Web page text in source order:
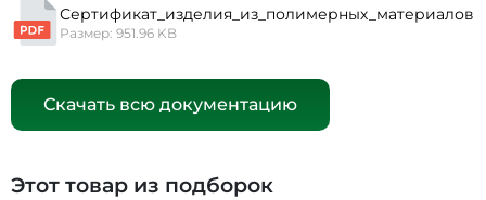
Сертификат_изделия_из_полимерных_материалов
Размер: 951.96 KB
Скачать всю документацию
Этот товар из подборок